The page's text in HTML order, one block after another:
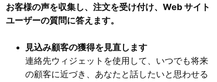
お客様の声を収集し、注文を受け付け、Web サイト
ユーザーの質問に答えます。
見込み顧客の獲得を見直します
連絡先ウィジェットを使用して、いつでも将来
の顧客に近づき、あなたと話したいと思わせる